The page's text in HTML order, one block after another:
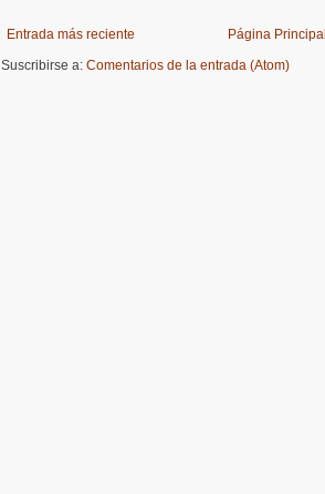
Entrada más reciente
Página Principal
Suscribirse a: Comentarios de la entrada (Atom)